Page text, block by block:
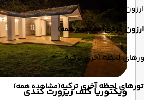
ارزون گردی
ارزون گردی(مشاهده همه)
لحظه آخری ترکیه
تورهای لحظه آخری ترکیه(مشاهده همه)
ویکتوریا گلف ریزورت کندی